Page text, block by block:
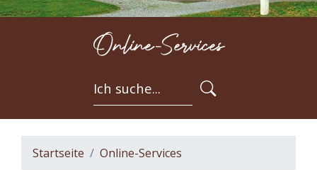
Online-Services
Startseite Online-Services